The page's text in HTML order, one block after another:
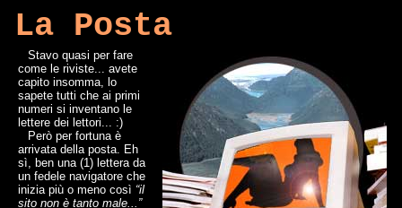
La Posta
Stavo quasi per fare
come le riviste... avete
capito insomma, lo
sapete tutti che ai primi
numeri si inventano le
lettere dei lettori... :)
Però per fortuna è
arrivata della posta. Eh
sì, ben una (1) lettera da
un fedele navigatore che
inizia più o meno così “il
sito non è tanto male...”